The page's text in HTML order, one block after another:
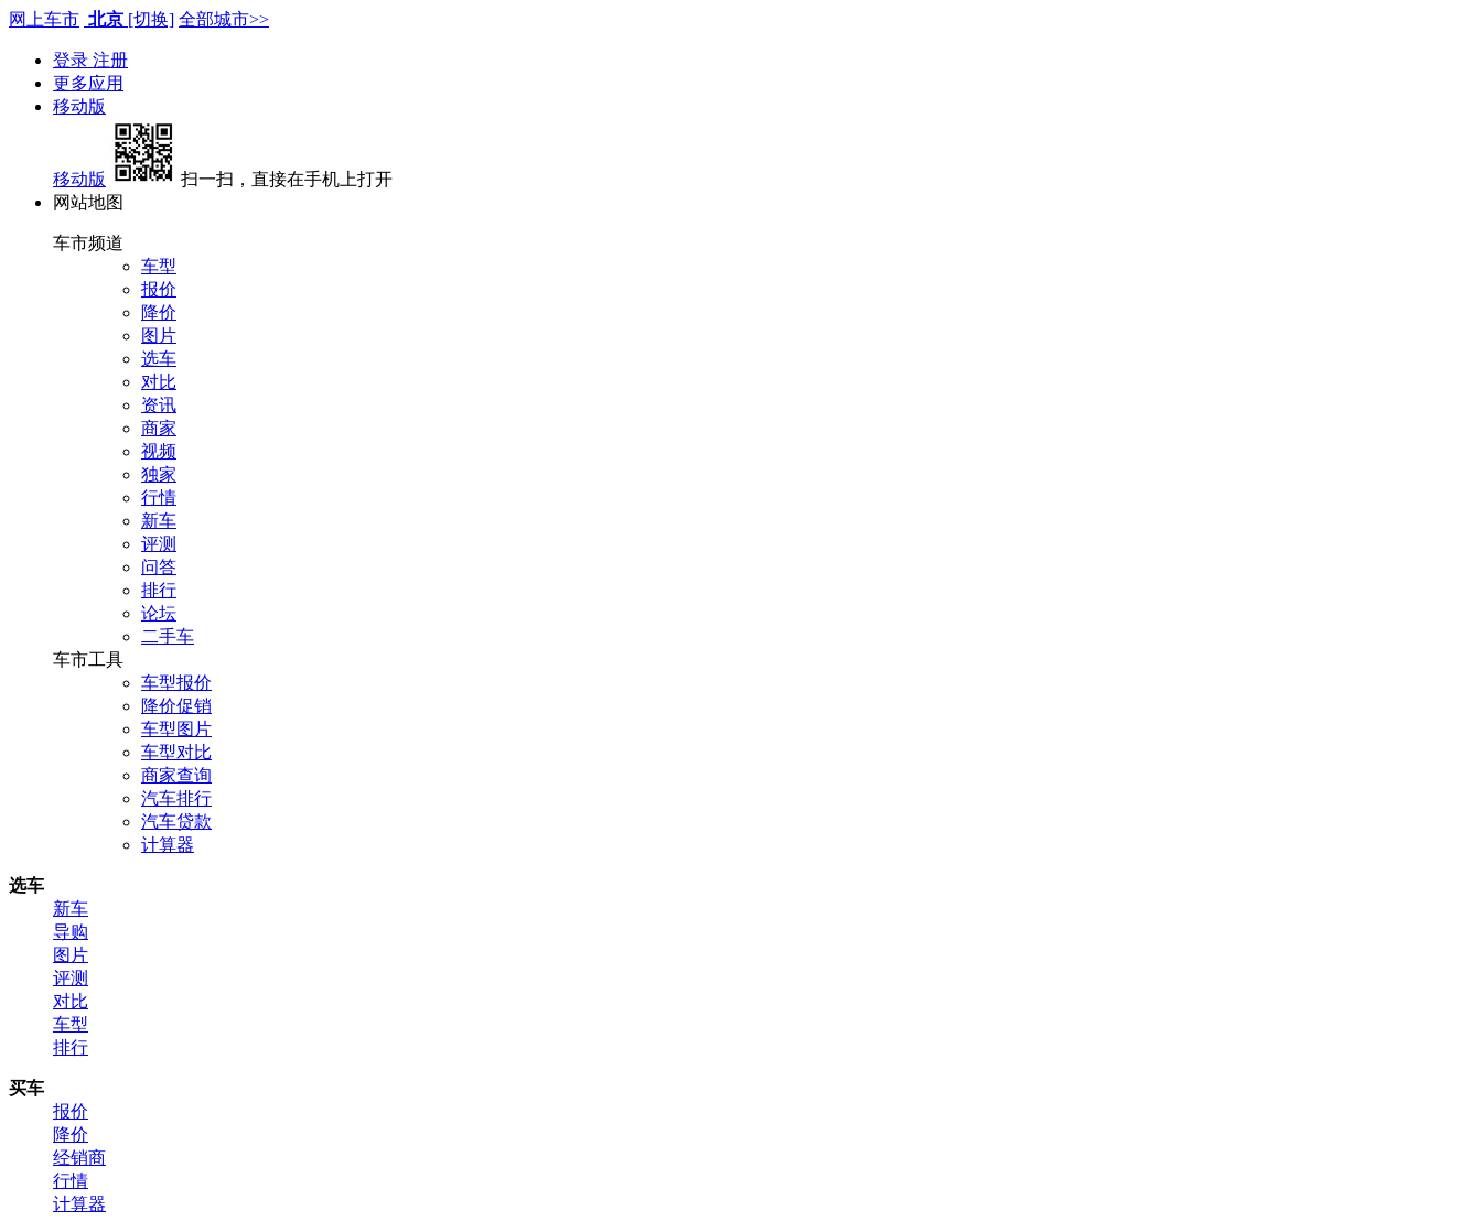
网上车市 北京 [切换] 全部城市>>
登录 注册
更多应用
移动版
移动版
扫一扫，直接在手机上打开
网站地图
车市频道
车型
报价
降价
图片
选车
对比
资讯
商家
视频
独家
行情
新车
评测
问答
排行
论坛
二手车
车市工具
车型报价
降价促销
车型图片
车型对比
商家查询
汽车排行
汽车贷款
计算器
选车
新车
导购
图片
评测
对比
车型
排行
买车
报价
降价
经销商
行情
计算器